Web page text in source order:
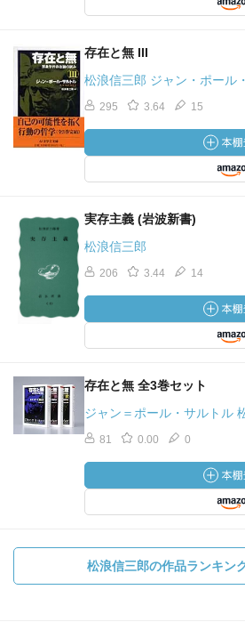
存在と無 III
松浪信三郎 ジャン・ポール
295 3.64 15
実存主義 (岩波新書)
松浪信三郎
206 3.44 14
存在と無 全3巻セット
ジャン＝ポール・サルトル
81 0.00 0
松浪信三郎の作品ランキン